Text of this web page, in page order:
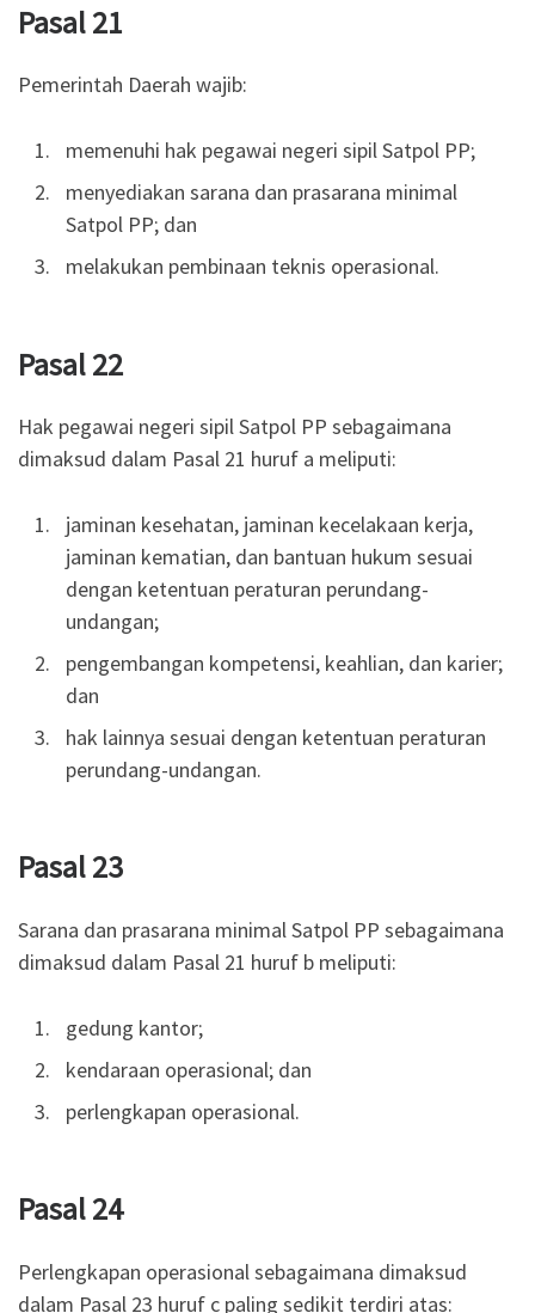
Pasal 21
Pemerintah Daerah wajib:
memenuhi hak pegawai negeri sipil Satpol PP;
menyediakan sarana dan prasarana minimal
Satpol PP; dan
melakukan pembinaan teknis operasional.
Pasal 22
Hak pegawai negeri sipil Satpol PP sebagaimana
dimaksud dalam Pasal 21 huruf a meliputi:
jaminan kesehatan, jaminan kecelakaan kerja,
jaminan kematian, dan bantuan hukum sesuai
dengan ketentuan peraturan perundang-
undangan;
pengembangan kompetensi, keahlian, dan karier;
dan
hak lainnya sesuai dengan ketentuan peraturan
perundang-undangan.
Pasal 23
Sarana dan prasarana minimal Satpol PP sebagaimana
dimaksud dalam Pasal 21 huruf b meliputi:
gedung kantor;
kendaraan operasional; dan
perlengkapan operasional.
Pasal 24
Perlengkapan operasional sebagaimana dimaksud
dalam Pasal 23 huruf c paling sedikit terdiri atas: